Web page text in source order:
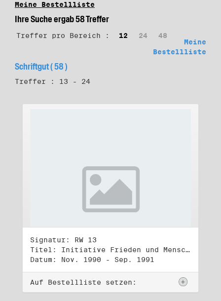
Meine Bestellliste
Ihre Suche ergab 58 Treffer
Treffer pro Bereich : 12 24
48
Meine
Bestellliste
Schriftgut ( 58 )
Treffer : 13 - 24
Signatur: RW 13
Titel: Initiative Frieden und Menschenrechte (3)
Datum: Nov. 1990 - Sep. 1991
Auf Bestellliste setzen: